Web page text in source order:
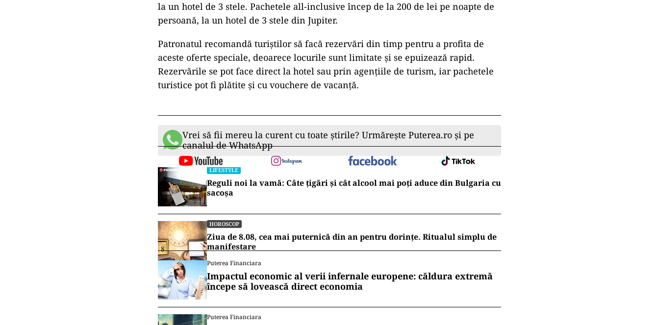
la un hotel de 3 stele. Pachetele all-inclusive încep de la 200 de lei pe noapte de
persoană, la un hotel de 3 stele din Jupiter.
Patronatul recomandă turiștilor să facă rezervări din timp pentru a profita de
aceste oferte speciale, deoarece locurile sunt limitate și se epuizează rapid.
Rezervările se pot face direct la hotel sau prin agențiile de turism, iar pachetele
turistice pot fi plătite și cu vouchere de vacanță.
Vrei să fii mereu la curent cu toate știrile? Urmărește Puterea.ro și pe
canalul de WhatsApp
LIFESTYLE
Reguli noi la vamă: Câte țigări și cât alcool mai poți aduce din Bulgaria cu
sacoșa
HOROSCOP
Ziua de 8.08, cea mai puternică din an pentru dorințe. Ritualul simplu de
manifestare
Puterea Financiara
Impactul economic al verii infernale europene: căldura extremă
începe să lovească direct economia
Puterea Financiara